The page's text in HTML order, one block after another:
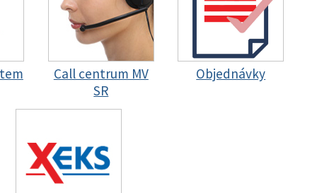
Call centrum MV
SR
Objednávky